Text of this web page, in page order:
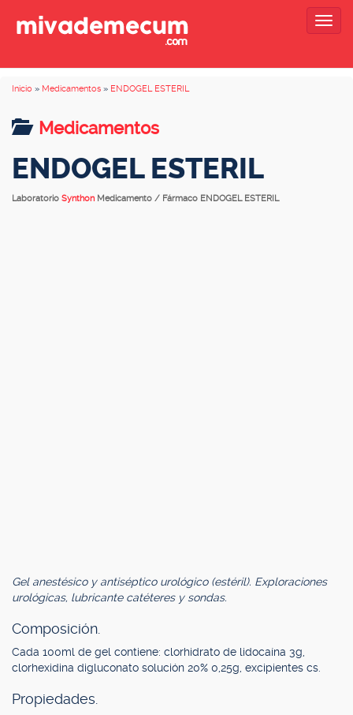
Inicio » Medicamentos » ENDOGEL ESTERIL
Medicamentos
ENDOGEL ESTERIL
Laboratorio Synthon Medicamento / Fármaco ENDOGEL ESTERIL
Gel anestésico y antiséptico urológico (estéril). Exploraciones
urológicas, lubricante catéteres y sondas.
Composición.
Cada 100ml de gel contiene: clorhidrato de lidocaína 3g,
clorhexidina digluconato solución 20% 0,25g, excipientes cs.
Propiedades.